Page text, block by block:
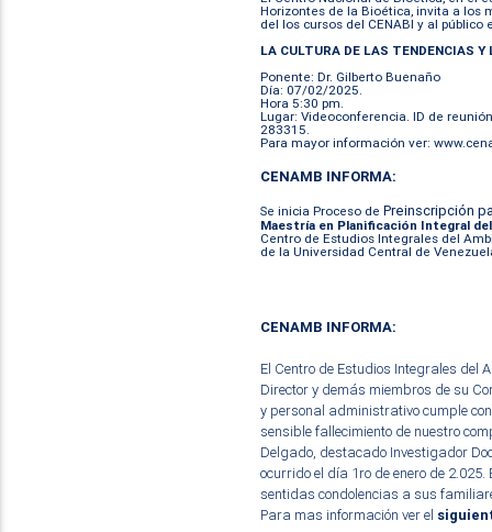
Horizontes de la Bioética, invita a los
del los cursos del CENABI y al
LA CULTURA DE LAS TENDENCIAS
Ponente: Dr. Gilberto Buenaño
Día: 07/02/2025.
Hora 5:30 pm.
Lugar: Videoconferencia. ID de
283315.
Para mayor información ver:
CENAMB INFORMA:
Se inicia Proceso de Preinscripción
Maestría en Planificación Integral
Centro de Estudios Integrales del
de la Universidad Central de
CENAMB INFORMA:
El Centro de Estudios Integrales del
Director y demás miembros de su
y personal administrativo cumple
sensible fallecimiento de nuestro
Delgado, destacado Investigador
ocurrido el día 1ro de enero de
sentidas condolencias a sus
Para mas información ver el